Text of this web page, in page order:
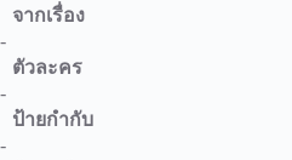
จากเรื่อง
-
ตัวละคร
-
ป้ายกำกับ
-